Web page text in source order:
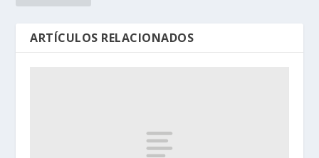
ARTÍCULOS RELACIONADOS